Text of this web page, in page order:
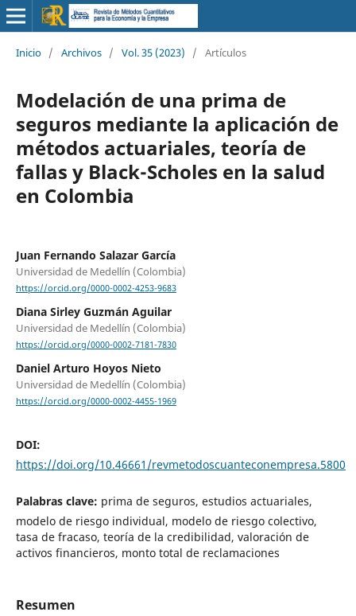
Inicio / Archivos / Vol. 35 (2023) / Artículos
Modelación de una prima de
seguros mediante la aplicación de
métodos actuariales, teoría de
fallas y Black-Scholes en la salud
en Colombia
Juan Fernando Salazar García
Universidad de Medellín (Colombia)
https://orcid.org/0000-0002-4253-9683
Diana Sirley Guzmán Aguilar
Universidad de Medellín (Colombia)
https://orcid.org/0000-0002-7181-7830
Daniel Arturo Hoyos Nieto
Universidad de Medellín (Colombia)
https://orcid.org/0000-0002-4455-1969
DOI:
https://doi.org/10.46661/revmetodoscuanteconempresa.5800
Palabras clave: prima de seguros, estudios actuariales,
modelo de riesgo individual, modelo de riesgo colectivo,
tasa de fracaso, teoría de la credibilidad, valoración de
activos financieros, monto total de reclamaciones
Resumen